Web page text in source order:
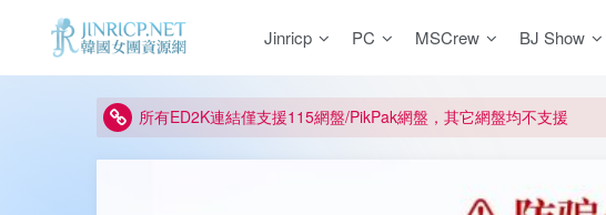
Jinricp PC MSCrew BJ Show
正版宣告: 警惕盜版網站冒充 Jinricp.net [20260605更新]
因粉絲房被舉報給主播糟下架,我們提高了粉絲房購買門檻
所有ED2K連結僅支援115網盤/PikPak網盤，其它網盤均不支援
關於 PikPak 下播放影片呈現 “一條線” 的問題報告